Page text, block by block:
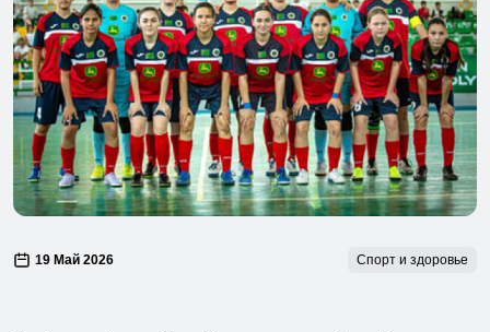
19 Май 2026 Спорт и здоровье